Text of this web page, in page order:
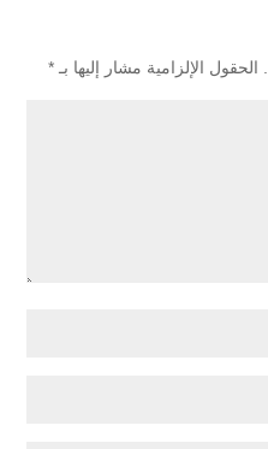
الحقول الإلزامية مشار إليها بـ *